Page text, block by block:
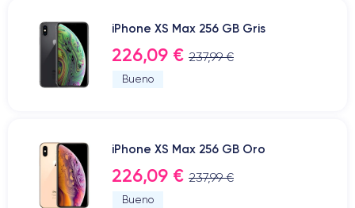
iPhone XS Max 256 GB Gris
226,09 € 237,99 €
Bueno
iPhone XS Max 256 GB Oro
226,09 € 237,99 €
Bueno